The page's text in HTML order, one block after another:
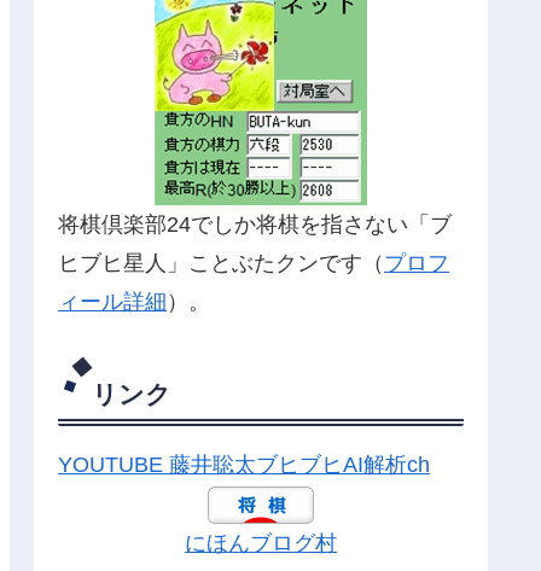
将棋倶楽部24でしか将棋を指さない「ブ
ヒブヒ星人」ことぶたクンです（ プロフ
ィール詳細 ）。
リンク
YOUTUBE 藤井聡太ブヒブヒAI解析ch
にほんブログ村